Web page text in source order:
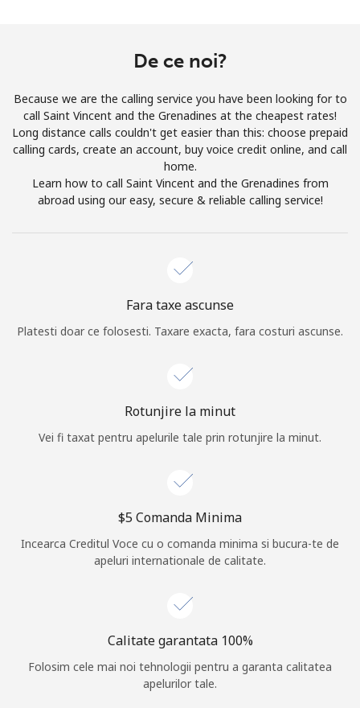
Buna!
Logheaza-te sau CREEAZA CONT NOU →
Recuperare parola →
Log in
sau
De ce noi?
Because we are the calling service you have been looking for to
call Saint Vincent and the Grenadines at the cheapest rates!
Long distance calls couldn't get easier than this: choose prepaid
calling cards, create an account, buy voice credit online, and call
home.
Learn how to call Saint Vincent and the Grenadines from
abroad using our easy, secure & reliable calling service!
Fara taxe ascunse
Platesti doar ce folosesti. Taxare exacta, fara costuri ascunse.
Rotunjire la minut
Vei fi taxat pentru apelurile tale prin rotunjire la minut.
⁦$5⁩ Comanda Minima
Incearca Creditul Voce cu o comanda minima si bucura-te de
apeluri internationale de calitate.
Calitate garantata 100%
Folosim cele mai noi tehnologii pentru a garanta calitatea
apelurilor tale.